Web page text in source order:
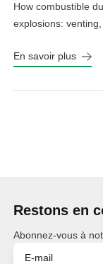
How combustible
explosions:
En savoir plus
Restons en
Abonnez-vous à